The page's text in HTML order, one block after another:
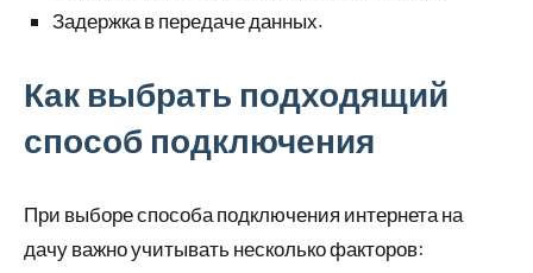
Задержка в передаче данных.
Как выбрать подходящий
способ подключения
При выборе способа подключения интернета на
дачу важно учитывать несколько факторов: